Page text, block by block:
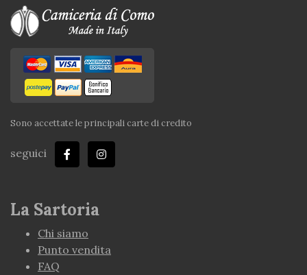
Sono accettate le principali carte di credito
seguici
La Sartoria
Chi siamo
Punto vendita
FAQ